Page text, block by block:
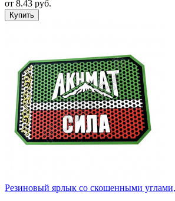
от 8.43 руб.
Резиновый ярлык со скошенными